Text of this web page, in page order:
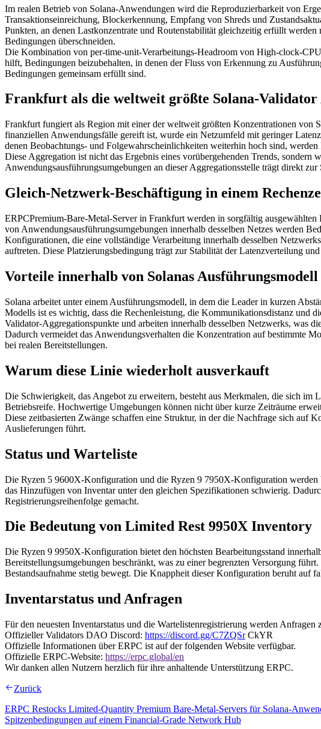
Im realen Betrieb von Solana-Anwendungen wird die Reproduzierbarkeit von
Transaktionseinreichung, Blockerkennung, Empfang von Shreds und
Punkten, an denen Lastkonzentrate und Routenstabilität gleichzeitig erfüllt
Bedingungen überschneiden.
Die Kombination von per-time-unit-Verarbeitungs-Headroom von High-clock-
hilft, Bedingungen beizubehalten, in denen der Fluss von Erkennung zu
Bedingungen gemeinsam erfüllt sind.
Frankfurt als die weltweit größte Solana-Validator
Frankfurt fungiert als Region mit einer der weltweit größten Konzentrationen von
finanziellen Anwendungsfälle gereift ist, wurde ein Netzumfeld mit geringer
denen Beobachtungs- und Folgewahrscheinlichkeiten weiterhin hoch sind,
Diese Aggregation ist nicht das Ergebnis eines vorübergehenden Trends,
Anwendungsausführungsumgebungen an dieser Aggregationsstelle trägt direkt
Gleich-Netzwerk-Beschäftigung in einem
ERPCPremium-Bare-Metal-Server in Frankfurt werden in sorgfältig
von Anwendungsausführungsumgebungen innerhalb desselben Netzes werden
Konfigurationen, die eine vollständige Verarbeitung innerhalb desselben
auftreten. Diese Platzierungsbedingung trägt zur Stabilität der Latenzverteilung
Vorteile innerhalb von Solanas Ausführungsmodell
Solana arbeitet unter einem Ausführungsmodell, in dem die Leader in kurzen
Modells ist es wichtig, dass die Rechenleistung, die Kommunikationsdistanz und
Validator-Aggregationspunkte und arbeiten innerhalb desselben Netzwerks, was
Dadurch vermeidet das Anwendungsverhalten die Konzentration auf bestimmte
bei realen Bereitstellungen.
Warum diese Linie wiederholt ausverkauft
Die Schwierigkeit, das Angebot zu erweitern, besteht aus Merkmalen, die sich
Betriebsreife. Hochwertige Umgebungen können nicht über kurze Zeiträume
Diese zeitbasierten Zwänge schaffen eine Struktur, in der die Nachfrage sich auf
Auslieferungen führt.
Status und Warteliste
Die Ryzen 5 9600X-Konfiguration und die Ryzen 9 7950X-Konfiguration werden
das Hinzufügen von Inventar unter den gleichen Spezifikationen schwierig.
Registrierungsreihenfolge gemacht.
Die Bedeutung von Limited Rest 9950X Inventory
Die Ryzen 9 9950X-Konfiguration bietet den höchsten Bearbeitungsstand
Bereitstellungsumgebungen beschränkt, was zu einer begrenzten Versorgung
Bestandsaufnahme stetig bewegt. Die Knappheit dieser Konfiguration beruht auf
Inventarstatus und Anfragen
Für den neuesten Inventarstatus und die Wartelistenregistrierung werden
Offizieller Validators DAO Discord: https://discord.gg/C7ZQSrCkYR
Offizielle Informationen über ERPC ist auf der folgenden Website verfügbar.
Offizielle ERPC-Website: https://erpc.global/en
Wir danken allen Nutzern herzlich für ihre anhaltende Unterstützung ERPC.
Zurück
ERPC Restocks Limited-Quantity Premium Bare-Metal-Servers für Solana-
Spitzenbedingungen auf einem Financial-Grade Network Hub